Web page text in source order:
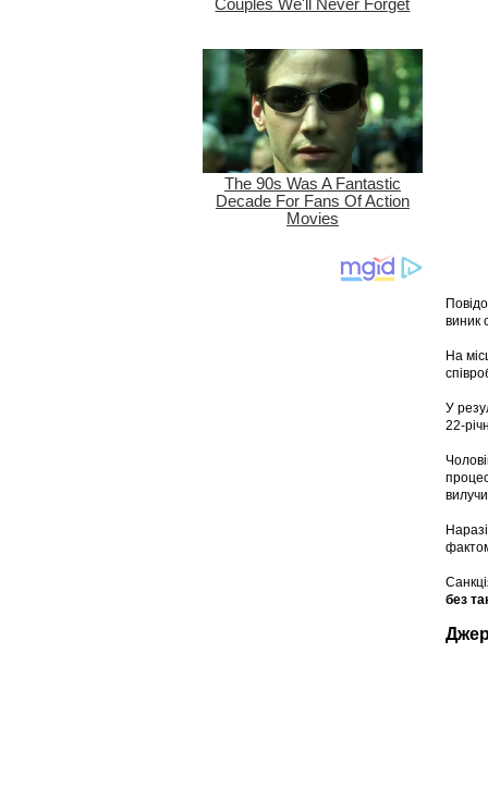
виник
На
У
22-
без